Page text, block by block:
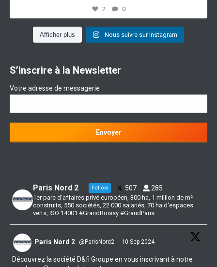
2 0
Afficher plus Nous suivre sur Instagram
S’inscrire à la Newsletter
Votre adresse de messagerie
Paris Nord 2 Follow 507 285
1er parc d’affaires privé européen, 300 ha, 1 million de m²
construits, 550 sociétés, 22 000 salariés, 70 ha d'espaces
verts, ISO 14001 #GrandRoissy #GrandParis
Paris Nord 2 @ParisNord2 · 10 Sep 2024
Découvrez la société D&fi Groupe en vous inscrivant à notre